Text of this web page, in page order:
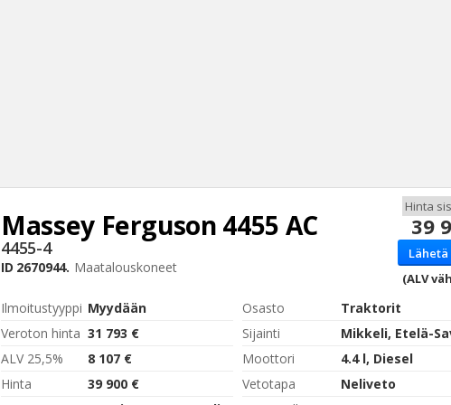
39
(ALV
Massey Ferguson 4455 AC
4455-4
ID 2670944. Maatalouskoneet
Ilmoitustyyppi Myydään Osasto
Traktorit
Veroton hinta 31 793 € Sijainti
Mikkeli, Etelä-
ALV 25,5%
8 107 € Moottori
4.4 l, Diesel
Hinta
39 900 € Vetotapa
Neliveto